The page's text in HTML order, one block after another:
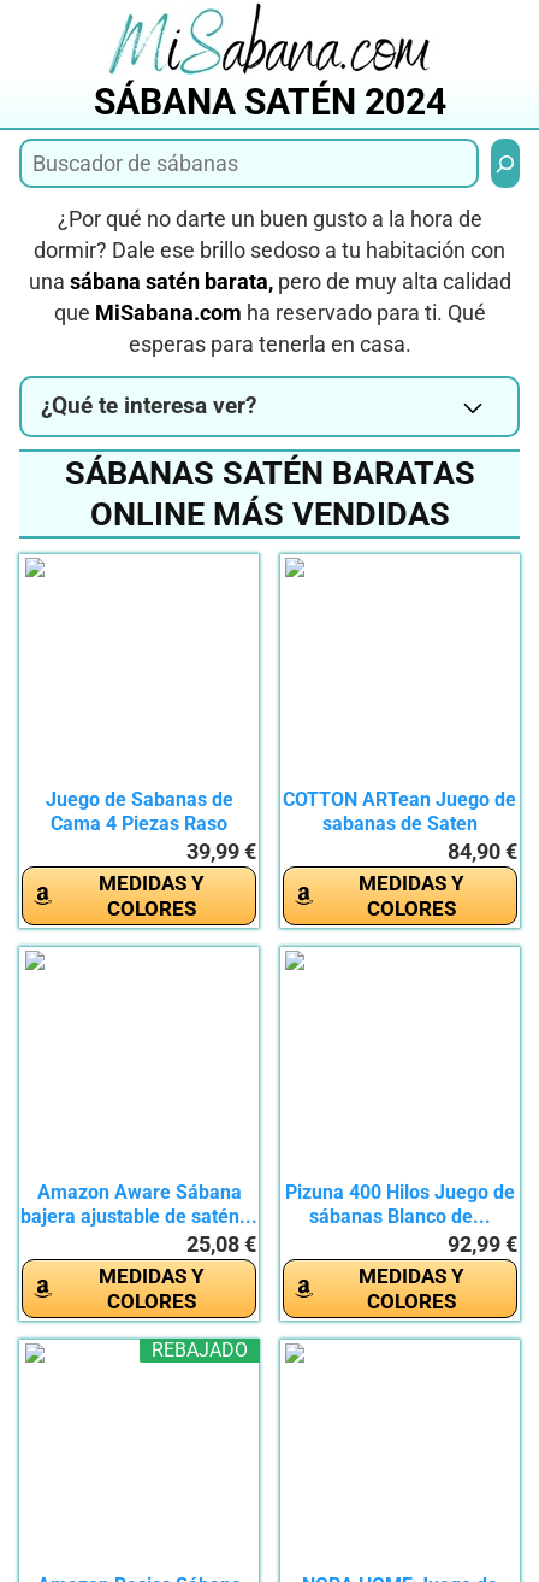
SÁBANA SATÉN 2024
¿Por qué no darte un buen gusto a la hora de
dormir? Dale ese brillo sedoso a tu habitación con
una sábana satén barata, pero de muy alta calidad
que MiSabana.com ha reservado para ti. Qué
esperas para tenerla en casa.
¿Qué te interesa ver?
SÁBANAS SATÉN BARATAS
ONLINE MÁS VENDIDAS
Juego de Sabanas de
Cama 4 Piezas Raso
39,99 €
MEDIDAS Y
COLORES
COTTON ARTean Juego de
sabanas de Saten
84,90 €
MEDIDAS Y
COLORES
Amazon Aware Sábana
bajera ajustable de satén...
25,08 €
MEDIDAS Y
COLORES
Pizuna 400 Hilos Juego de
sábanas Blanco de...
92,99 €
MEDIDAS Y
COLORES
REBAJADO